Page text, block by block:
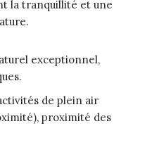
la tranquillité et une
exceptionnel,
de plein air
proximité des